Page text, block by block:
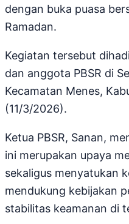
dengan buka puasa
Ramadan.
Kegiatan tersebut
dan anggota PBSR di
Kecamatan Menes,
(11/3/2026).
Ketua PBSR, Sanan,
ini merupakan upaya
sekaligus menyatukan
mendukung kebijakan
stabilitas keamanan di